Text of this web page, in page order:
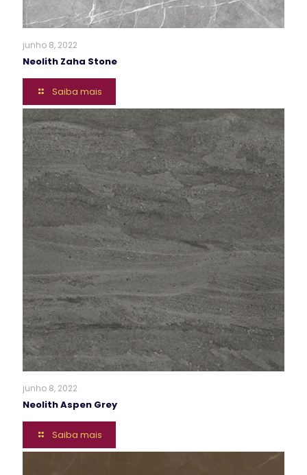
junho 8, 2022
Neolith Zaha Stone
Saiba mais
junho 8, 2022
Neolith Aspen Grey
Saiba mais